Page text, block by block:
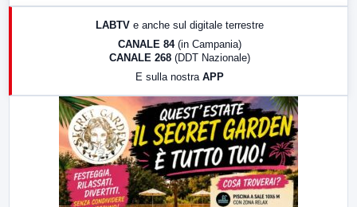
LabNews (replica)
LABTV e anche sul digitale terrestre
CANALE 84 (in Campania)
CANALE 268 (DDT Nazionale)
E sulla nostra APP